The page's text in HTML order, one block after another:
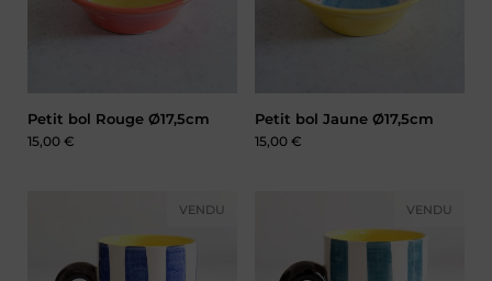
Petit bol Rouge Ø17,5cm
Prix :
15,00 €
Petit bol Jaune Ø17,5cm
Prix :
15,00 €
VENDU VENDU